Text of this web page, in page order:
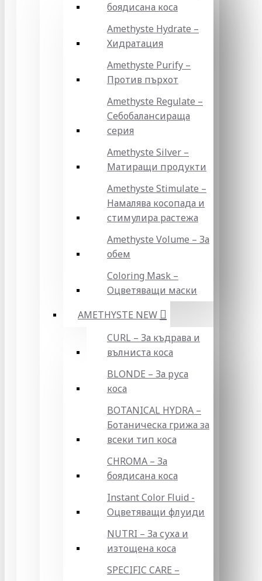
боядисана коса
Amethyste Hydrate –
Хидратация
Amethyste Purify –
Против пърхот
Amethyste Regulate –
Себобалансираща
серия
Amethyste Silver –
Матиращи продукти
Amethyste Stimulate –
Намалява косопада и
стимулира растежа
Amethyste Volume – За
обем
Coloring Mask –
Оцветяващи маски
AMETHYSTE NEW
CURL – За къдрава и
вълниста коса
BLONDE – За руса
коса
BOTANICAL HYDRA –
Ботаническа грижа за
всеки тип коса
CHROMA – За
боядисана коса
Instant Color Fluid -
Оцветяващи флуиди
NUTRI – За суха и
изтощена коса
SPECIFIC CARE –